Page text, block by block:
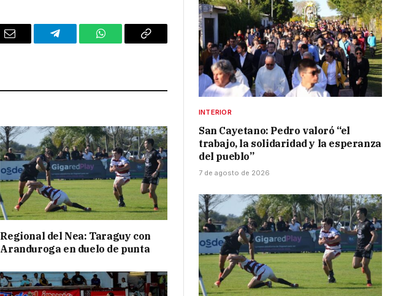
Email Telegram WhatsAppCopy
Regional del Nea: Taraguy con
Aranduroga en duelo de punta
INTERIOR
San Cayetano: Pedro valoró “el
trabajo, la solidaridad y la esperanza
del pueblo”
7 de agosto de 2026